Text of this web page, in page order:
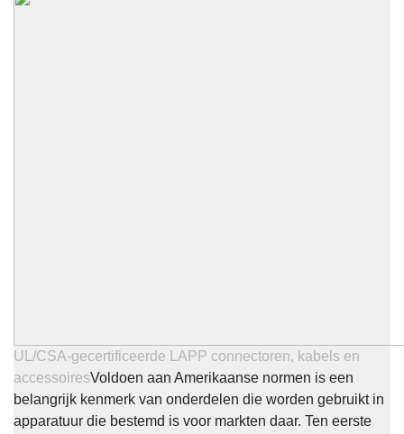
UL/CSA-gecertificeerde LAPP connectoren, kabels en
accessoiresVoldoen aan Amerikaanse normen is een
belangrijk kenmerk van onderdelen die worden gebruikt in
apparatuur die bestemd is voor markten daar. Ten eerste